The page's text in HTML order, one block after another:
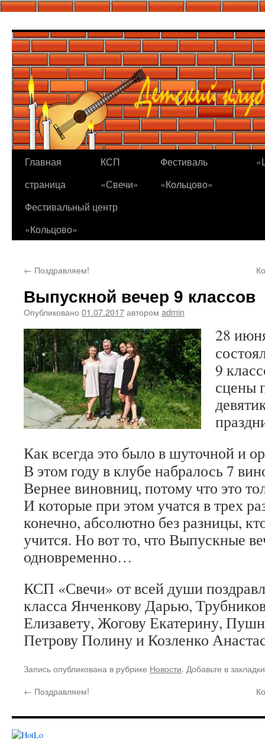
содержимому
Главная
страница
КСП
«Свечи»
Фестиваль
«Кольцово»
Фестивальный центр
«Кольцово»
← Поздравляем!
Выпускной вечер 9 классов
Опубликовано 01.07.2017автором admin
28
9
сцены
Как всегда это было в шуточной и
В этом году в клубе набралось 7
Вернее виновниц, потому что это
И которые при этом учатся в трех
конечно, абсолютно без разницы,
учится. Но вот то, что Выпускные
одновременно…
КСП «Свечи» от всей души
класса Янченкову Дарью,
Елизавету, Жогову Екатерину,
Петрову Полину и Козленко
Запись опубликована в рубрике Новости. Добавьте в
← Поздравляем!